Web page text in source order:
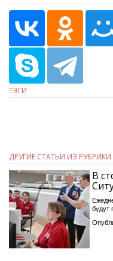
ТЭГИ
ДРУГИЕ СТАТЬИ ИЗ
В
будут